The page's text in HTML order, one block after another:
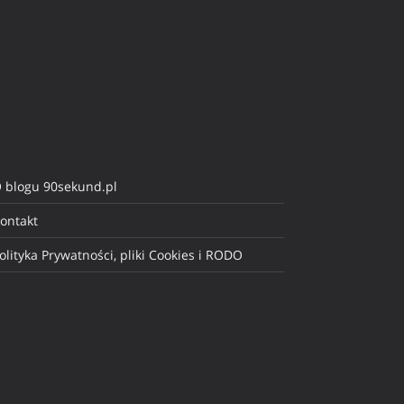
blogu 90sekund.pl
Prywatności, pliki Cookies i RODO